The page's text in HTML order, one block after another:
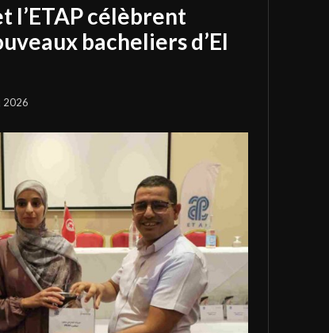
l’ETAP célèbrent
bacheliers d’El
2026